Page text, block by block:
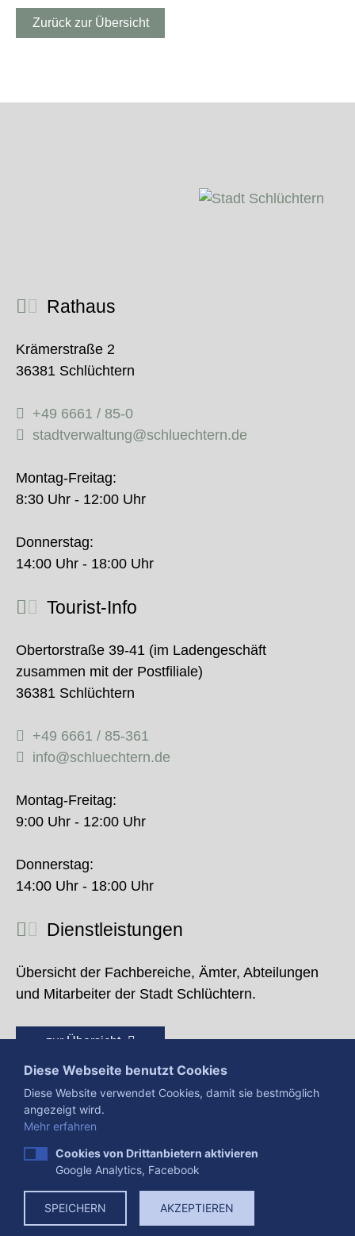
Zurück zur Übersicht
Rathaus
Krämerstraße 2
36381 Schlüchtern
+49 6661 / 85-0
stadtverwaltung@schluechtern.de
Montag-Freitag:
8:30 Uhr - 12:00 Uhr
Donnerstag:
14:00 Uhr - 18:00 Uhr
Tourist-Info
Obertorstraße 39-41 (im Ladengeschäft
zusammen mit der Postfiliale)
36381 Schlüchtern
+49 6661 / 85-361
info@schluechtern.de
Montag-Freitag:
9:00 Uhr - 12:00 Uhr
Donnerstag:
14:00 Uhr - 18:00 Uhr
Dienstleistungen
Übersicht der Fachbereiche, Ämter, Abteilungen
und Mitarbeiter der Stadt Schlüchtern.
zur Übersicht
Presse Impressum
Datenschutzerklärung
Datenverarbeitung
Cookies
Diese Webseite benutzt Cookies
Diese Website verwendet Cookies, damit sie bestmöglich
angezeigt wird.
Mehr erfahren
Cookies von Drittanbietern aktivieren
Google Analytics, Facebook
SPEICHERN AKZEPTIEREN